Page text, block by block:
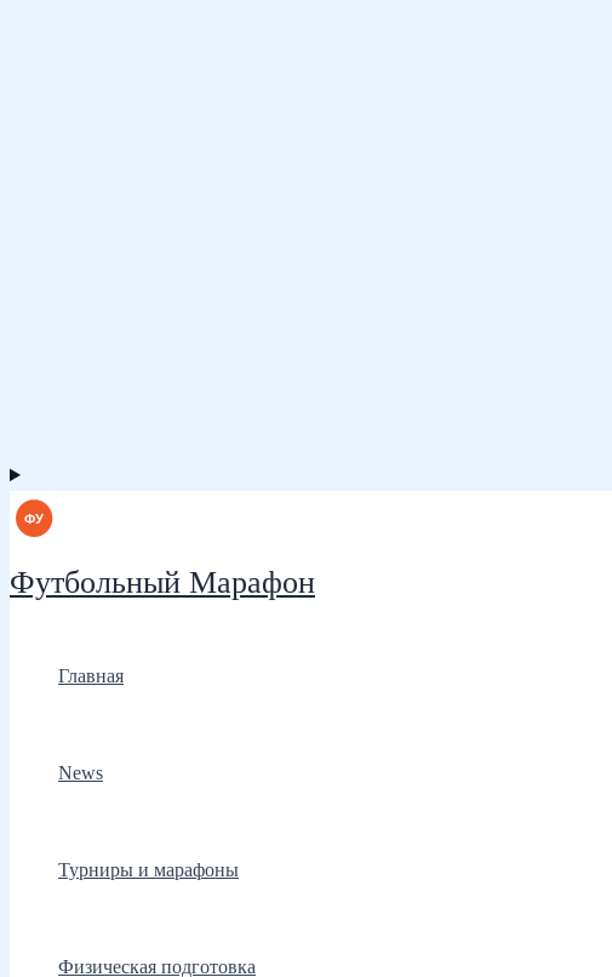
Футбольный Марафон
Главная
News
Турниры и марафоны
Физическая подготовка